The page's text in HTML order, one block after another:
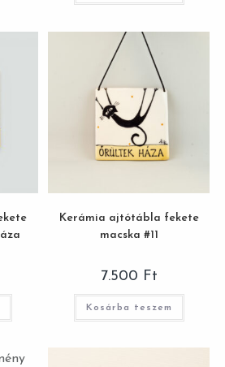
Kerámia ajtótábla fekete
macska #11
7.500 Ft
Kosárba teszem